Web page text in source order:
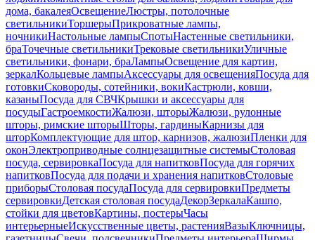
дома, бакалеяОсвещениеЛюстры, потолочные
светильникиТоршерыПрикроватные лампы,
ночникиНастольные лампыСпотыНастенные светильники,
браТочечные светильникиТрековые светильникиУличные
светильники, фонари, браЛампыОсвещение для картин,
зеркалКольцевые лампыАксессуары для освещенияПосуда для
готовкиСковороды, сотейники, вокиКастрюли, ковши,
казаныПосуда для СВЧКрышки и аксессуары для
посудыГастроемкостиЖалюзи, шторыЖалюзи, рулонные
шторы, римские шторыШторы, гардиныКарнизы для
шторКомплектующие для штор, карнизов, жалюзиПленки для
оконЭлектроприводные солнцезащитные системыСтоловая
посуда, сервировкаПосуда для напитковПосуда для горячих
напитковПосуда для подачи и хранения напитковСтоловые
приборыСтоловая посудаПосуда для сервировкиПредметы
сервировкиДетская столовая посудаДекорЗеркалаКашпо,
стойки для цветовКартины, постерыЧасы
интерьерныеИскусственные цветы, растенияВазыКлючницы,